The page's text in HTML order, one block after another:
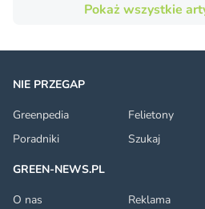
Pokaż wszystkie
NIE PRZEGAP
Greenpedia
Felietony
Poradniki
Szukaj
GREEN-NEWS.PL
O nas
Reklama